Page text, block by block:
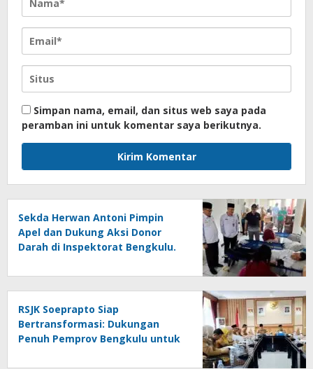
Simpan nama, email, dan situs web saya pada
peramban ini untuk komentar saya berikutnya.
Sekda Herwan Antoni Pimpin
Apel dan Dukung Aksi Donor
Darah di Inspektorat Bengkulu.
RSJK Soeprapto Siap
Bertransformasi: Dukungan
Penuh Pemprov Bengkulu untuk